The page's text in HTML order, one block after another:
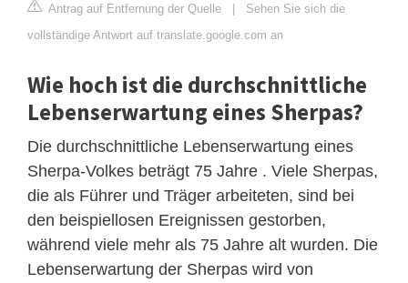
Antrag auf Entfernung der Quelle | Sehen Sie sich die
vollständige Antwort auf translate.google.com an
Wie hoch ist die durchschnittliche
Lebenserwartung eines Sherpas?
Die durchschnittliche Lebenserwartung eines
Sherpa-Volkes beträgt 75 Jahre . Viele Sherpas,
die als Führer und Träger arbeiteten, sind bei
den beispiellosen Ereignissen gestorben,
während viele mehr als 75 Jahre alt wurden. Die
Lebenserwartung der Sherpas wird von